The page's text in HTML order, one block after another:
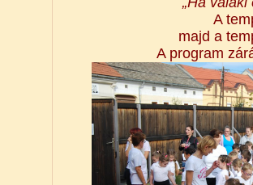
A
majd a
A program